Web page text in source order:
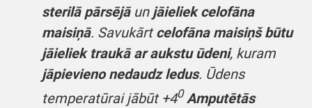
sterilā pārsējāun jāieliek celofāna
maisiņā. Savukārtcelofāna maisiņš būtu
jāieliek traukā ar aukstu ūdeni, kuram
jāpievieno nedaudz ledus. Ūdens
temperatūrai jābūt +40 Amputētās